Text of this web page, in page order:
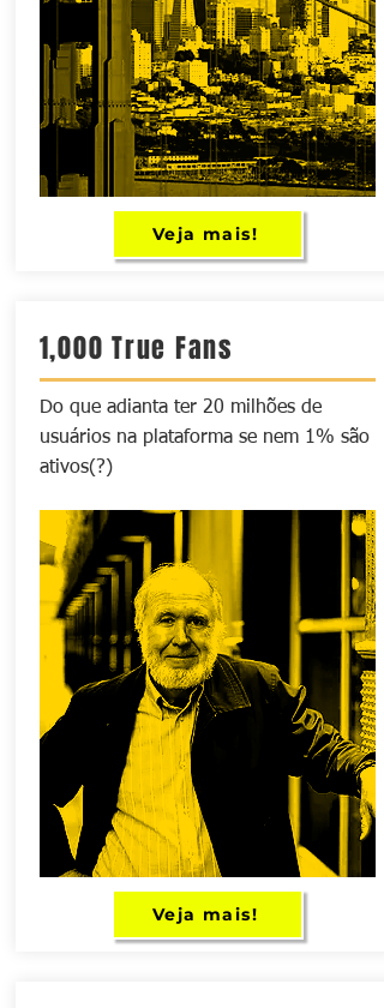
Veja mais!
1,000 True Fans
Do que adianta ter 20 milhões de
usuários na plataforma se nem 1% são
ativos(?)
Veja mais!